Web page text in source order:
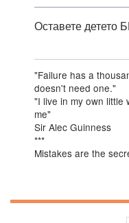
Оставете детето
"Failure has a
doesn't need one."
"I live in my own little
me"
Sir Alec Guinness
***
Mistakes are the